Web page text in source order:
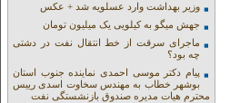
وزیر بهداشت وارد عسلویه شد + عکس
جهش میگو به کیلویی یک میلیون تومان
ماجرای سرقت از خط انتقال نفت در دشتی
چه بود؟
پیام دکتر موسی احمدی نماینده جنوب استان
بوشهر خطاب به مهندس سخاوت اسدی رییس
محترم هیات مدیره صندوق بازنشستگی نفت